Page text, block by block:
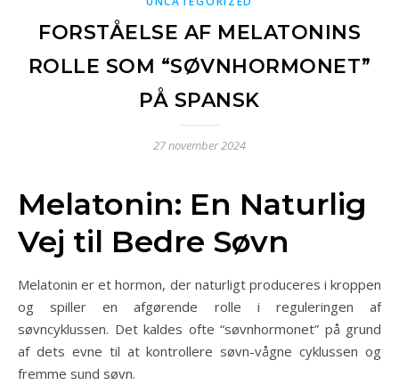
FORSTÅELSE AF MELATONINS
ROLLE SOM “SØVNHORMONET”
PÅ SPANSK
27 november 2024
Melatonin: En Naturlig
Vej til Bedre Søvn
Melatonin er et hormon, der naturligt produceres i kroppen
og spiller en afgørende rolle i reguleringen af
søvncyklussen. Det kaldes ofte “søvnhormonet” på grund
af dets evne til at kontrollere søvn-vågne cyklussen og
fremme sund søvn.